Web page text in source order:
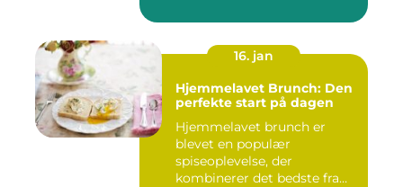
16. jan
Hjemmelavet Brunch: Den
perfekte start på dagen
Hjemmelavet brunch er
blevet en populær
spiseoplevelse, der
kombinerer det bedste fra